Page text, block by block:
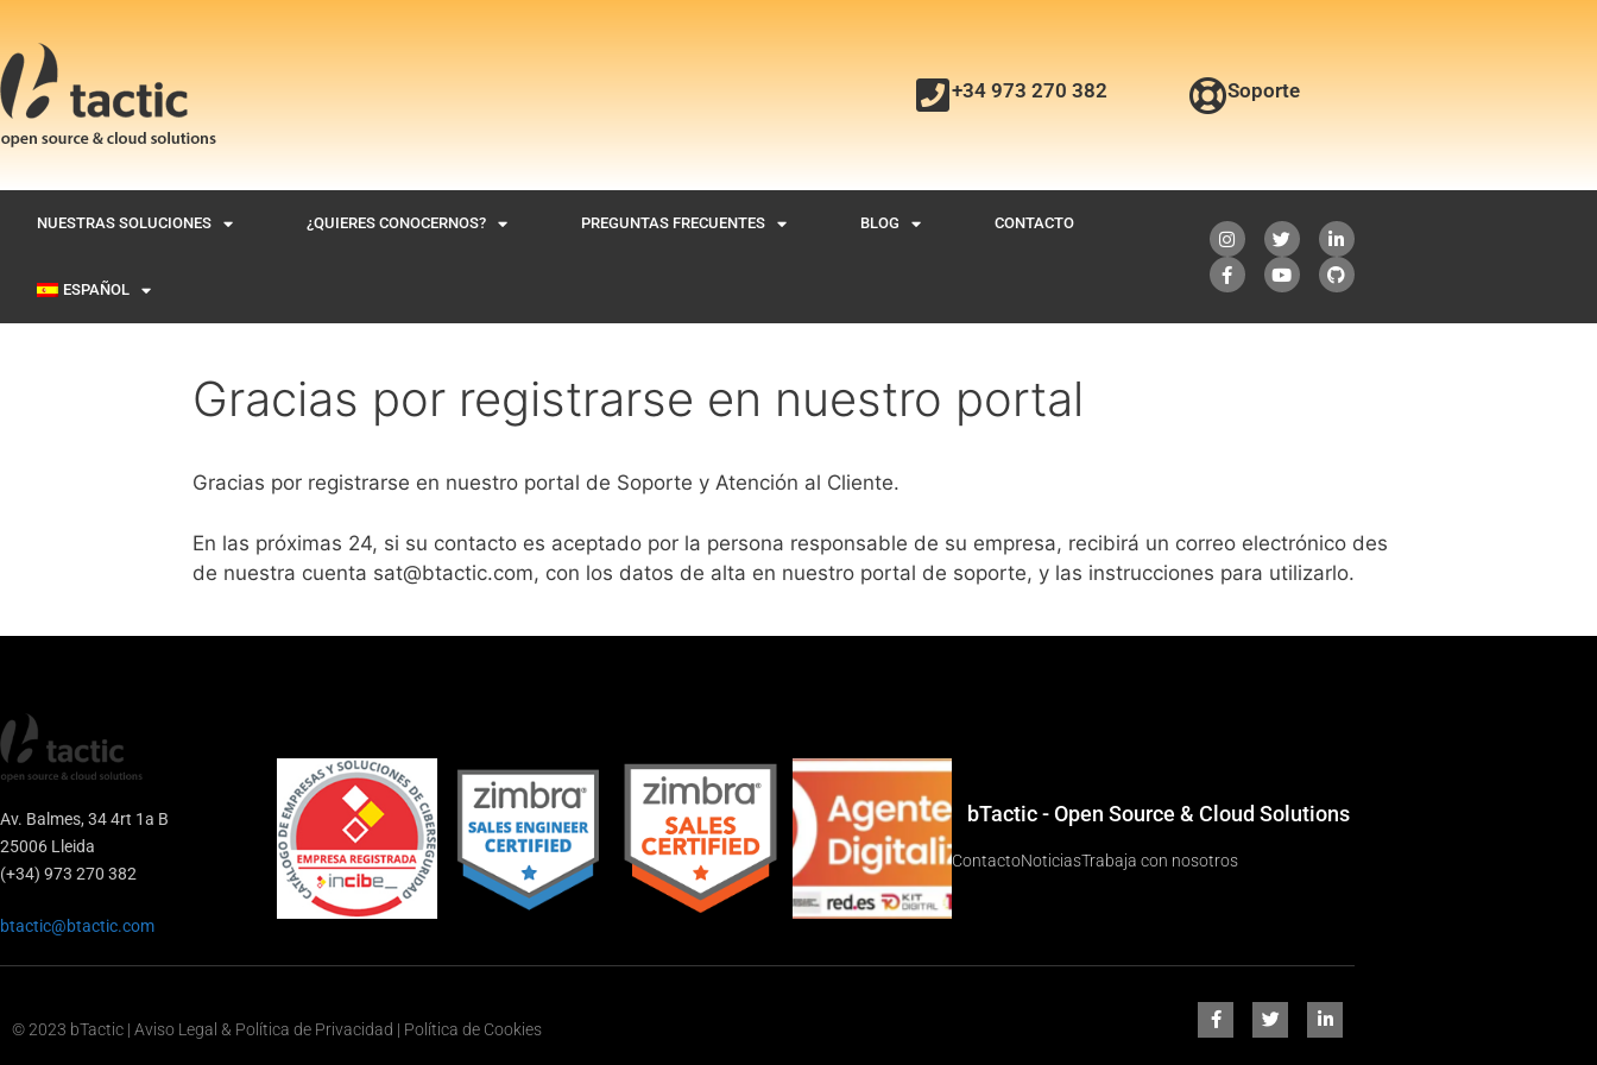
+34 973 270 382 Soporte
NUESTRAS SOLUCIONES ¿QUIERES CONOCERNOS? PREGUNTAS FRECUENTES BLOG CONTACTO
ESPAÑOL
Gracias por registrarse en nuestro portal
Gracias por registrarse en nuestro portal de Soporte y Atención al Cliente.
En las próximas 24, si su contacto es aceptado por la persona responsable de su empresa, recibirá un correo electrónico des
de nuestra cuenta sat@btactic.com, con los datos de alta en nuestro portal de soporte, y las instrucciones para utilizarlo.
Av. Balmes, 34 4rt 1a B
25006 Lleida
(+34) 973 270 382
btactic@btactic.com
bTactic - Open Source & Cloud Solutions
ContactoNoticiasTrabaja con nosotros
© 2023 bTactic | Aviso Legal & Política de Privacidad | Política de Cookies